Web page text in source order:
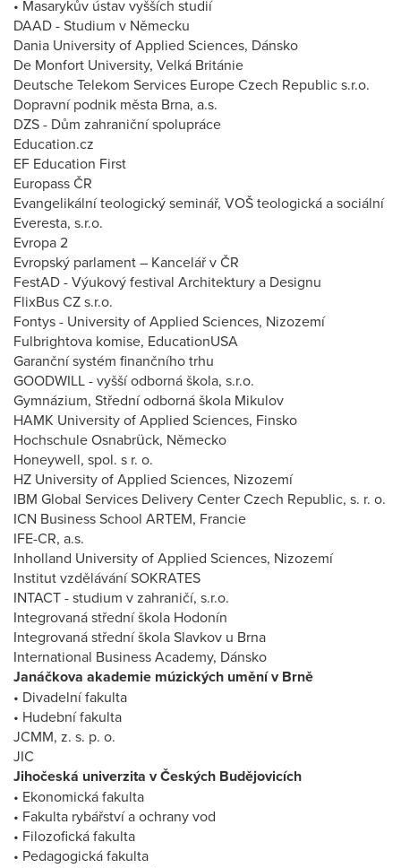
• Masarykův ústav vyšších studií
DAAD - Studium v Německu
Dania University of Applied Sciences, Dánsko
De Monfort University, Velká Británie
Deutsche Telekom Services Europe Czech Republic s.r.o.
Dopravní podnik města Brna, a.s.
DZS - Dům zahraniční spolupráce
Education.cz
EF Education First
Europass ČR
Evangelikální teologický seminář, VOŠ teologická a sociální
Everesta, s.r.o.
Evropa 2
Evropský parlament – Kancelář v ČR
FestAD - Výukový festival Architektury a Designu
FlixBus CZ s.r.o.
Fontys - University of Applied Sciences, Nizozemí
Fulbrightova komise, EducationUSA
Garanční systém finančního trhu
GOODWILL - vyšší odborná škola, s.r.o.
Gymnázium, Střední odborná škola Mikulov
HAMK University of Applied Sciences, Finsko
Hochschule Osnabrück, Německo
Honeywell, spol. s r. o.
HZ University of Applied Sciences, Nizozemí
IBM Global Services Delivery Center Czech Republic, s. r. o.
ICN Business School ARTEM, Francie
IFE-CR, a.s.
Inholland University of Applied Sciences, Nizozemí
Institut vzdělávání SOKRATES
INTACT - studium v zahraničí, s.r.o.
Integrovaná střední škola Hodonín
Integrovaná střední škola Slavkov u Brna
International Business Academy, Dánsko
Janáčkova akademie múzických umění v Brně
• Divadelní fakulta
• Hudební fakulta
JCMM, z. s. p. o.
JIC
Jihočeská univerzita v Českých Budějovicích
• Ekonomická fakulta
• Fakulta rybářství a ochrany vod
• Filozofická fakulta
• Pedagogická fakulta